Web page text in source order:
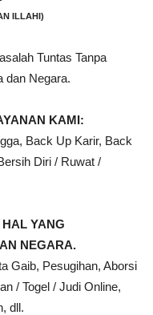
ILLAHI)
Tuntas Tanpa
dan Negara.
KAMI:
Back Up Karir, Back
Diri / Ruwat /
YANG
NEGARA.
Gaib, Pesugihan, Aborsi
/ Togel / Judi Online,
dll.